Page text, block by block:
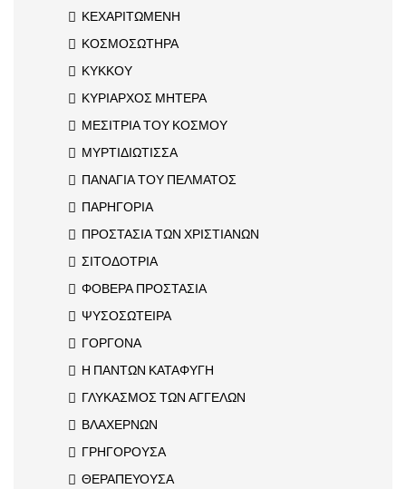
ΚΕΧΑΡΙΤΩΜΕΝΗ
ΚΟΣΜΟΣΩΤΗΡΑ
ΚΥΚΚΟΥ
ΚΥΡΙΑΡΧΟΣ ΜΗΤΕΡΑ
ΜΕΣΙΤΡΙΑ ΤΟΥ ΚΟΣΜΟΥ
ΜΥΡΤΙΔΙΩΤΙΣΣΑ
ΠΑΝΑΓΙΑ ΤΟΥ ΠΕΛΜΑΤΟΣ
ΠΑΡΗΓΟΡΙΑ
ΠΡΟΣΤΑΣΙΑ ΤΩΝ ΧΡΙΣΤΙΑΝΩΝ
ΣΙΤΟΔΟΤΡΙΑ
ΦΟΒΕΡΑ ΠΡΟΣΤΑΣΙΑ
ΨΥΣΟΣΩΤΕΙΡΑ
ΓΟΡΓΟΝΑ
Η ΠΑΝΤΩΝ ΚΑΤΑΦΥΓΗ
ΓΛΥΚΑΣΜΟΣ ΤΩΝ ΑΓΓΕΛΩΝ
ΒΛΑΧΕΡΝΩΝ
ΓΡΗΓΟΡΟΥΣΑ
ΘΕΡΑΠΕΥΟΥΣΑ